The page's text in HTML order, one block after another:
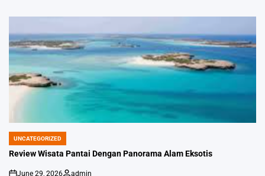
POSTED
IN
UNCATEGORIZED
Review Wisata Pantai Dengan Panorama Alam Eksotis
June 29, 2026 admin